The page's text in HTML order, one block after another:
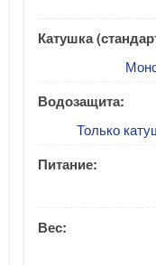
Катушка
Водозащита:
Только
Питание:
Вес: